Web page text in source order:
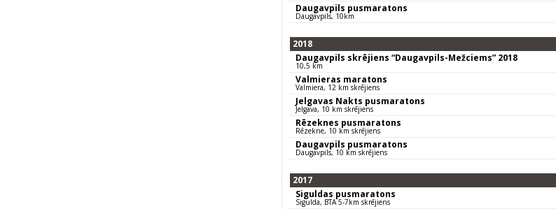
Daugavpils pusmaratons
Daugavpils, 10km
2018
Daugavpils skrējiens “Daugavpils-Mežciems” 2018
10,5 km
Valmieras maratons
Valmiera, 12 km skrējiens
Jelgavas Nakts pusmaratons
Jelgava, 10 km skrējiens
Rēzeknes pusmaratons
Rēzekne, 10 km skrējiens
Daugavpils pusmaratons
Daugavpils, 10 km skrējiens
2017
Siguldas pusmaratons
Sigulda, BTA 5-7km skrējiens